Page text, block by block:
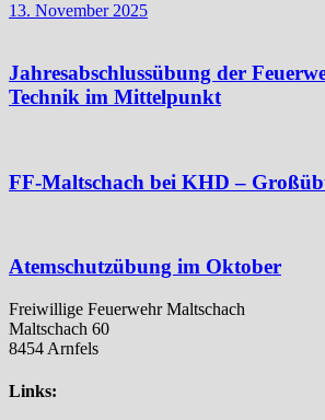
13. November 2025
Jahresabschlussübung der
Technik im Mittelpunkt
FF-Maltschach bei KHD –
Atemschutzübung im Oktober
Freiwillige Feuerwehr Maltschach
Maltschach 60
8454 Arnfels
Links: